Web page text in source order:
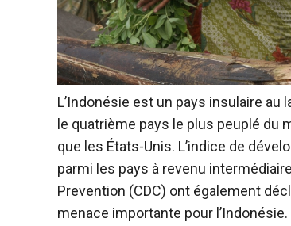
L’Indonésie est un pays insulaire au
le quatrième pays le plus peuplé du
que les États-Unis. L’indice de
parmi les pays à revenu
Prevention (CDC) ont également
menace importante pour